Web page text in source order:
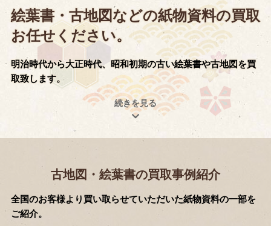
絵葉書・古地図などの紙物資料の買取
お任せください。
明治時代から大正時代、昭和初期の古い絵葉書や古地図を買
取致します。
古地図・絵葉書の買取事例紹介
全国のお客様より買い取らせていただいた紙物資料の一部を
ご紹介。